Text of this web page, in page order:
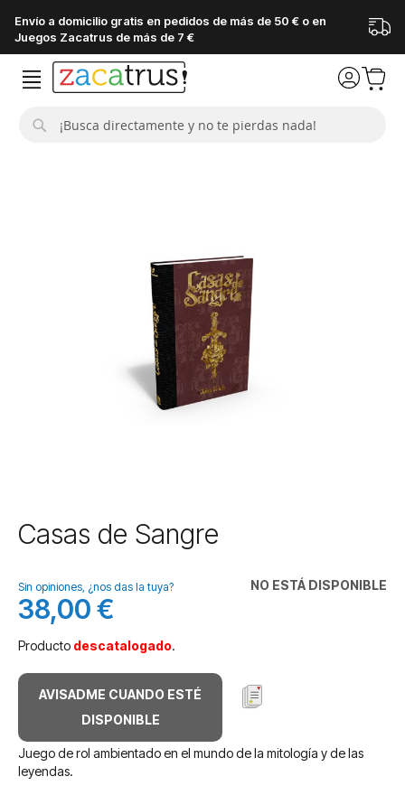
Envío a domicilio gratis en pedidos de más de 50 € o en
Juegos Zacatrus de más de 7 €
Saltar
al
de
la
galería
imágenes
Casas de Sangre
NO ESTÁ DISPONIBLE
Sin opiniones, ¿nos das la tuya?
38,00 €
Producto descatalogado.
AVISADME CUANDO ESTÉ
DISPONIBLE
Juego de rol ambientado en el mundo de la mitología y de las
leyendas.